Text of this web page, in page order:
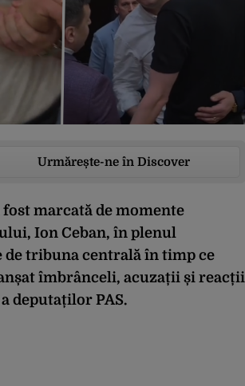
Urmărește-ne în Discover
fost marcată de momente
Ion Ceban, în plenul
de tribuna centrală în timp ce
îmbrânceli, acuzații și reacții
deputaților PAS.